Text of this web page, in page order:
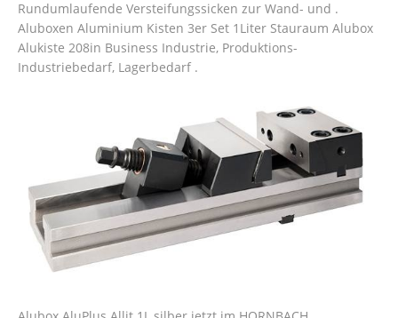
Rundumlaufende Versteifungssicken zur Wand- und .
Aluboxen Aluminium Kisten 3er Set 1Liter Stauraum Alubox
Alukiste 208in Business Industrie, Produktions-
Industriebedarf, Lagerbedarf .